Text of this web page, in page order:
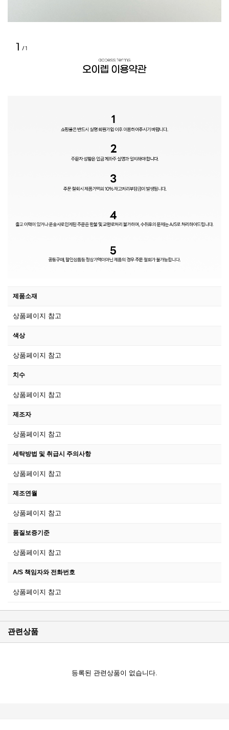
제품소재
상품페이지 참고
색상
상품페이지 참고
치수
상품페이지 참고
제조자
상품페이지 참고
세탁방법 및 취급시 주의사항
상품페이지 참고
제조연월
상품페이지 참고
품질보증기준
상품페이지 참고
A/S 책임자와 전화번호
상품페이지 참고
관련상품
등록된 관련상품이 없습니다.